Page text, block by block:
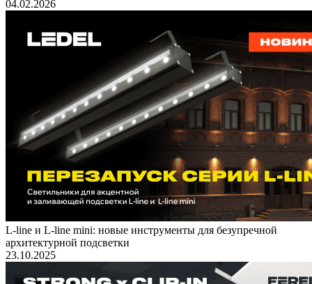
04.02.2026
L-line и L-line mini: новые инструменты для безупречной
архитектурной подсветки
23.10.2025